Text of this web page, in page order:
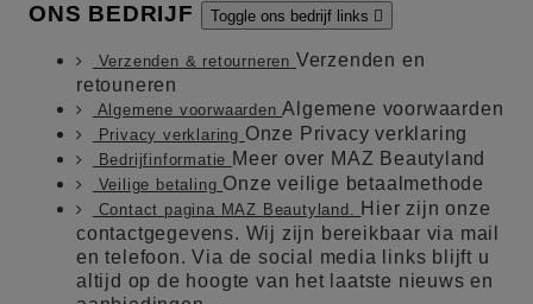
ONS BEDRIJF Toggle ons bedrijf links 
Verzenden & retourneren Verzenden en
retouneren
Algemene voorwaardenAlgemene voorwaarden
Privacy verklaring Onze Privacy verklaring
Bedrijfinformatie Meer over MAZ Beautyland
Veilige betaling Onze veilige betaalmethode
Contact pagina MAZ Beautyland. Hier zijn onze
contactgegevens. Wij zijn bereikbaar via mail
en telefoon. Via de social media links blijft u
altijd op de hoogte van het laatste nieuws en